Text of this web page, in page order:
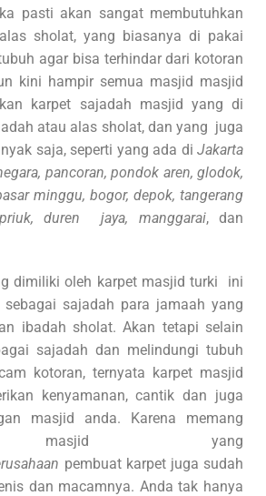
pasti akan sangat membutuhkan
sholat, yang biasanya di pakai
agar bisa terhindar dari kotoran
kini hampir semua masjid masjid
karpet sajadah masjid yang di
atau alas sholat, dan yang juga
saja, seperti yang ada di Jakarta
pancoran, pondok aren, glodok,
minggu, bogor, depok, tangerang
duren jaya, manggarai, dan
dimiliki oleh karpet masjid turki ini
sajadah para jamaah yang
ibadah sholat. Akan tetapi selain
sajadah dan melindungi tubuh
kotoran, ternyata karpet masjid
kenyamanan, cantik dan juga
masjid anda. Karena memang
masjid yang
pembuat karpet juga sudah
dan macamnya. Anda tak hanya